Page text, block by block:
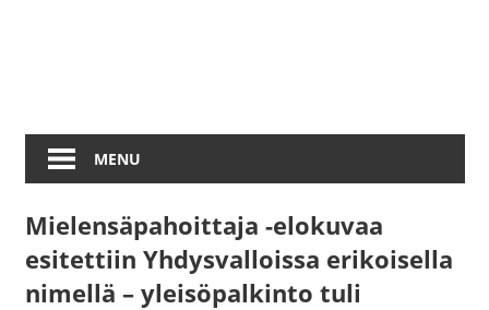
MENU
Mielensäpahoittaja -elokuvaa
esitettiin Yhdysvalloissa erikoisella
nimellä – yleisöpalkinto tuli